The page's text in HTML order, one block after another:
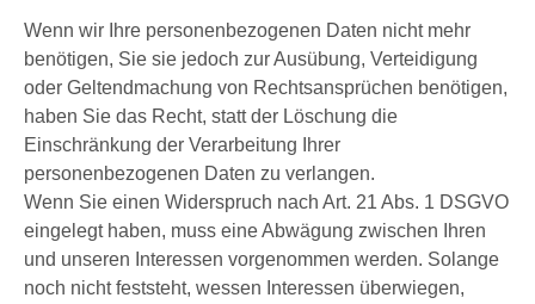
Wenn wir Ihre personenbezogenen Daten nicht mehr
benötigen, Sie sie jedoch zur Ausübung, Verteidigung
oder Geltendmachung von Rechtsansprüchen benötigen,
haben Sie das Recht, statt der Löschung die
Einschränkung der Verarbeitung Ihrer
personenbezogenen Daten zu verlangen.
Wenn Sie einen Widerspruch nach Art. 21 Abs. 1 DSGVO
eingelegt haben, muss eine Abwägung zwischen Ihren
und unseren Interessen vorgenommen werden. Solange
noch nicht feststeht, wessen Interessen überwiegen,